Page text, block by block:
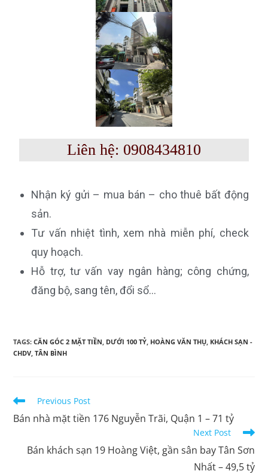
Liên hệ: 0908434810
Nhận ký gửi – mua bán – cho thuê bất động
sản.
Tư vấn nhiệt tình, xem nhà miễn phí, check
quy hoạch.
Hỗ trợ, tư vấn vay ngân hàng; công chứng,
đăng bộ, sang tên, đổi sổ…
TAGS:CĂN GÓC 2 MẶT TIỀN, DƯỚI 100 TỶ, HOÀNG VĂN THỤ, KHÁCH SẠN -
CHDV, TÂN BÌNH
Previous Post
Bán nhà mặt tiền 176 Nguyễn Trãi, Quận 1 – 71 tỷ
Next Post
Bán khách sạn 19 Hoàng Việt, gần sân bay Tân Sơn
Nhất – 49,5 tỷ